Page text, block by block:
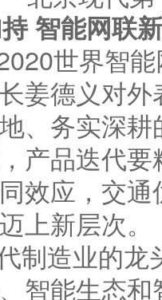
智能网联
世界智
姜德义对
、务实深
产品迭代
效应，交
上新层次。
制造业的
智能生态